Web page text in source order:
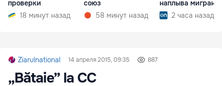
проверки
18 минут назад
союз
58 минут назад
наплыва
2 часа назад
Ziarulnational 14 апреля 2015, 09:35 887
„Bătaie” la CC